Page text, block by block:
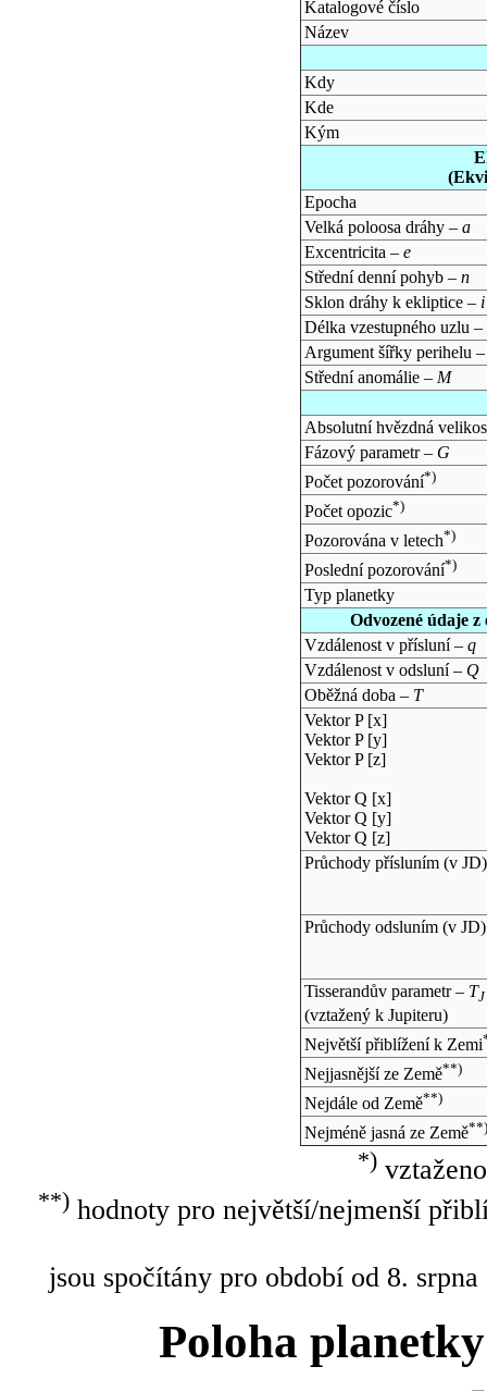
Katalogové číslo
Název
Kdy
Kde
Kým
Epocha
Velká poloosa dráhy – a
Excentricita – e
Střední denní pohyb – n
Sklon dráhy k ekliptice – i
Délka vzestupného uzlu –
Argument šířky perihelu
Střední anomálie – M
Absolutní hvězdná
Fázový parametr – G
Počet pozorování*)
Počet opozic*)
Pozorována v letech*)
Poslední pozorování*)
Typ planetky
Odvozené údaje
Vzdálenost v přísluní – q
Vzdálenost v odsluní – Q
Oběžná doba – T
Vektor P [x]
Vektor P [y]
Vektor P [z]
Vektor Q [x]
Vektor Q [y]
Vektor Q [z]
Průchody přísluním (v JD)
Průchody odsluním (v JD)
Tisserandův parametr – TJ
(vztažený k Jupiteru)
Největší přiblížení k Zemi
Nejjasnější ze Země**)
Nejdále od Země**)
Nejméně jasná ze Země**)
*)
**)hodnoty pro největší/nejmenší
jsou spočítány pro období od 8.
Poloha